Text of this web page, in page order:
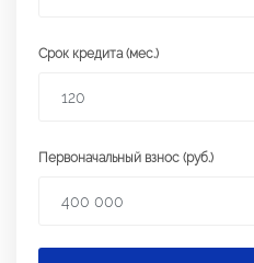
Срок кредита (мес.)
Первоначальный взнос (руб.)